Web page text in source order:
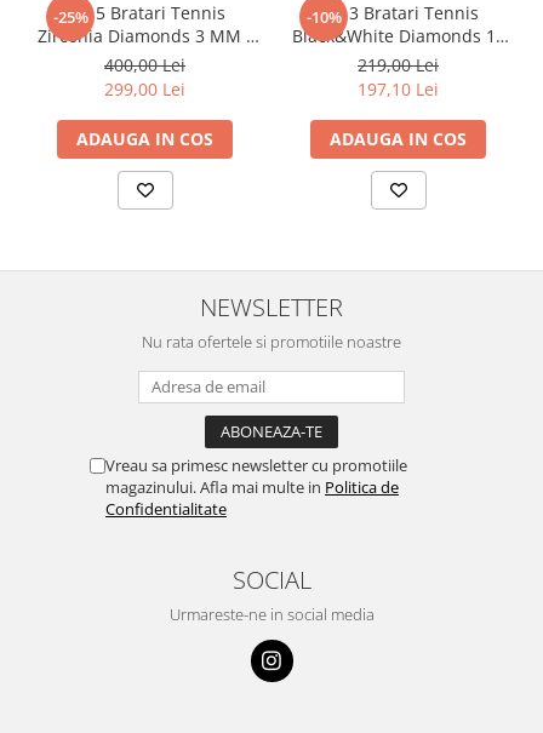
-25%
Set 5 Bratari Tennis
Zirconia Diamonds 3 MM /
19.5 CM
400,00 Lei
299,00 Lei
ADAUGA IN COS
-10%
Set 3 Bratari Tennis
Black&White Diamonds 19
CM
219,00 Lei
197,10 Lei
ADAUGA IN COS
NEWSLETTER
Nu rata ofertele si promotiile noastre
Vreau sa primesc newsletter cu promotiile
magazinului. Afla mai multe in Politica de
Confidentialitate
SOCIAL
Urmareste-ne in social media